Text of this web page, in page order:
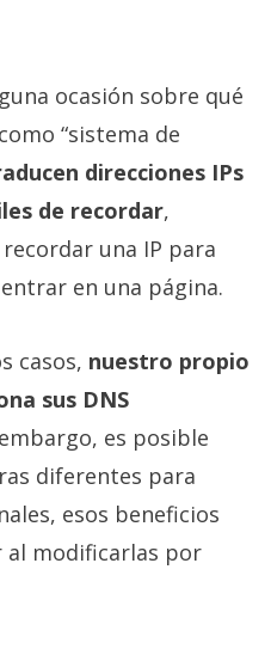
ocasión sobre qué
“sistema de
direcciones IPs
de recordar,
una IP para
en una página.
casos, nuestro propio
sus DNS
es posible
diferentes para
esos beneficios
al modificarlas por